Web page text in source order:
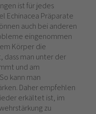
ist für jedes
Echinacea Präparate
auch bei anderen
eingenommen
Körper die
dass man unter der
und am
kann man
Daher empfehlen
erkältet ist, im
zu